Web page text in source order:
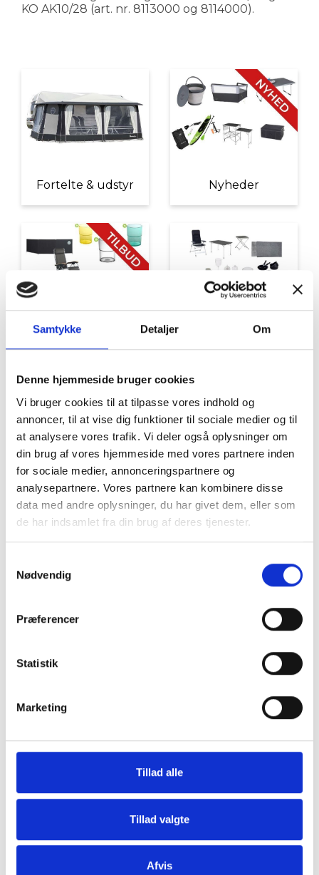
Samtykke Detaljer Om
Denne hjemmeside bruger cookies
Vi bruger cookies til at tilpasse vores indhold og
annoncer, til at vise dig funktioner til sociale medier og til
at analysere vores trafik. Vi deler også oplysninger om
din brug af vores hjemmeside med vores partnere inden
for sociale medier, annonceringspartnere og
analysepartnere. Vores partnere kan kombinere disse
data med andre oplysninger, du har givet dem, eller som
de har indsamlet fra din brug af deres tjenester.
Nødvendig
Præferencer
Statistik
Marketing
Tillad alle
Tillad valgte
Afvis
KO AK10/28 (art. nr. 8113000 og 8114000).
Fortelte & udstyr Nyheder
Møbler Omnia
Udvendigt Udstyr Camp System